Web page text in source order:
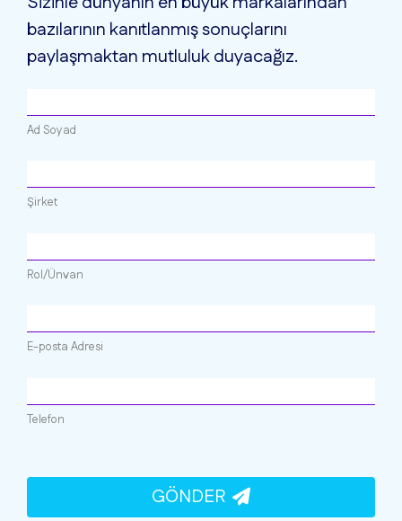
bazılarının kanıtlanmış sonuçlarını
paylaşmaktan mutluluk duyacağız.
Ad Soyad
Şirket
Rol/Ünvan
E-posta Adresi
Telefon
GÖNDER